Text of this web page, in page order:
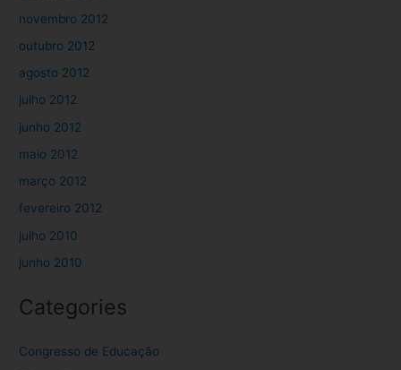
novembro 2012
outubro 2012
agosto 2012
julho 2012
junho 2012
maio 2012
março 2012
fevereiro 2012
julho 2010
junho 2010
Categories
Congresso de Educação